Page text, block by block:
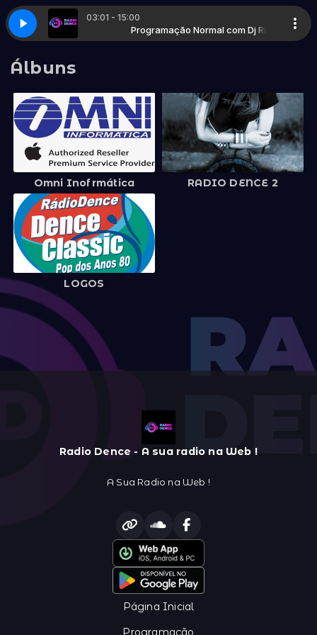
03:01 - 15:00
com Dj Ric Programação Normal com Dj Ric
She Does Is Magic - Remastered0033 - The Police - Every Little
Álbuns
Omni Inofrmática RADIO DENCE 2
LOGOS
Radio Dence - A sua radio na Web !
A Sua Radio na Web !
Página Inicial
Programação